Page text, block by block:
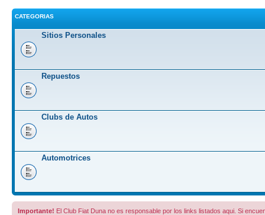
CATEGORIAS
Sitios Personales
Repuestos
Clubs de Autos
Automotrices
Importante! El Club Fiat Duna no es responsable por los links listados aqui. Si